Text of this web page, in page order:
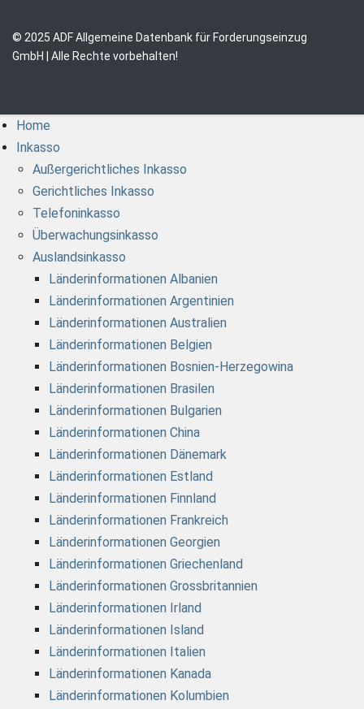
© 2025 ADF Allgemeine Datenbank für Forderungseinzug
GmbH | Alle Rechte vorbehalten!
Home
Inkasso
Außergerichtliches Inkasso
Gerichtliches Inkasso
Telefoninkasso
Überwachungsinkasso
Auslandsinkasso
Länderinformationen Albanien
Länderinformationen Argentinien
Länderinformationen Australien
Länderinformationen Belgien
Länderinformationen Bosnien-Herzegowina
Länderinformationen Brasilen
Länderinformationen Bulgarien
Länderinformationen China
Länderinformationen Dänemark
Länderinformationen Estland
Länderinformationen Finnland
Länderinformationen Frankreich
Länderinformationen Georgien
Länderinformationen Griechenland
Länderinformationen Grossbritannien
Länderinformationen Irland
Länderinformationen Island
Länderinformationen Italien
Länderinformationen Kanada
Länderinformationen Kolumbien